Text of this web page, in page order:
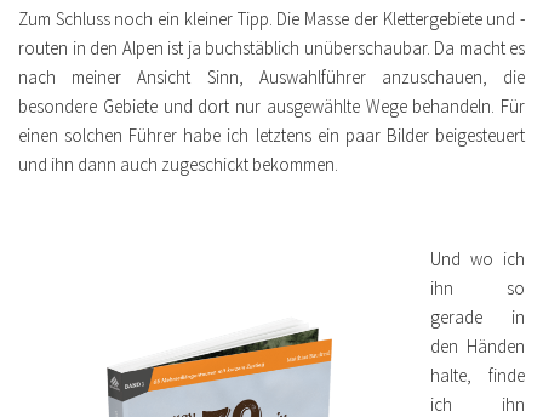
Zum Schluss noch ein kleiner Tipp. Die Masse der Klettergebiete und -
routen in den Alpen ist ja buchstäblich unüberschaubar. Da macht es
nach meiner Ansicht Sinn, Auswahlführer anzuschauen, die
besondere Gebiete und dort nur ausgewählte Wege behandeln. Für
einen solchen Führer habe ich letztens ein paar Bilder beigesteuert
und ihn dann auch zugeschickt bekommen.
Und wo ich
ihn so
gerade in
den Händen
halte, finde
ich ihn